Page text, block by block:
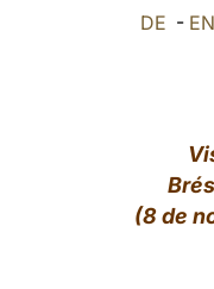
DE - EN
(8 de